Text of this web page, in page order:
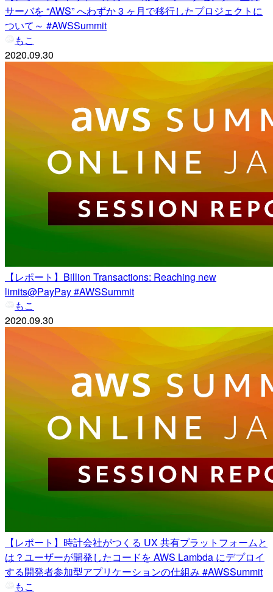
サーバを “AWS” へわずか 3 ヶ月で移行したプロジェクトに
ついて～ #AWSSummit
もこ
2020.09.30
【レポート】Billion Transactions: Reaching new
limits@PayPay #AWSSummit
もこ
2020.09.30
【レポート】時計会社がつくる UX 共有プラットフォームと
は？ユーザーが開発したコードを AWS Lambda にデプロイ
する開発者参加型アプリケーションの仕組み #AWSSummit
もこ